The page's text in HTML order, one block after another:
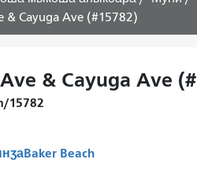
& Cayuga Ave (#15782)
& Cayuga Ave
15782
Baker Beach